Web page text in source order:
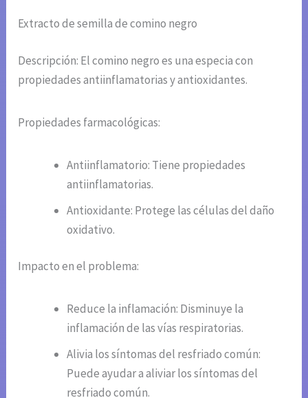
Extracto de semilla de comino negro
Descripción: El comino negro es una especia con
propiedades antiinflamatorias y antioxidantes.
Propiedades farmacológicas:
Antiinflamatorio: Tiene propiedades
antiinflamatorias.
Antioxidante: Protege las células del daño
oxidativo.
Impacto en el problema:
Reduce la inflamación: Disminuye la
inflamación de las vías respiratorias.
Alivia los síntomas del resfriado común:
Puede ayudar a aliviar los síntomas del
resfriado común.